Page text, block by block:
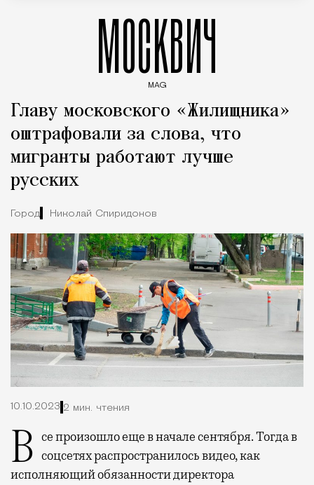
МОСКВИЧ
MAG
Главу московского «Жилищника»
оштрафовали за слова, что
мигранты работают лучше
русских
Город Николай Спиридонов
10.10.2023 2 мин. чтения
Все произошло еще в начале сентября. Тогда в соцсетях распространилось видео, как
исполняющий обязанности директора